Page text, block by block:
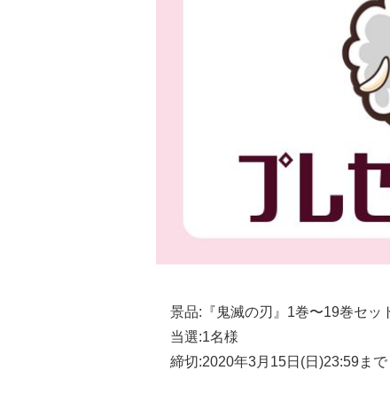
景品:『鬼滅の刃』1巻〜19巻セッ
当選:1名様
締切:2020年3月15日(日)23:59まで